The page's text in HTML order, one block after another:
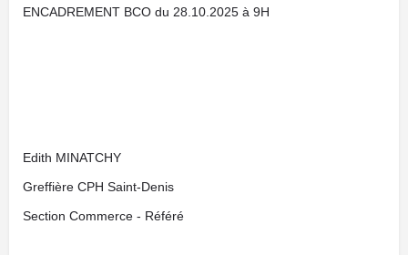
ENCADREMENT BCO du 28.10.2025 à 9H
Edith MINATCHY
Greffière CPH Saint-Denis
Section Commerce - Référé